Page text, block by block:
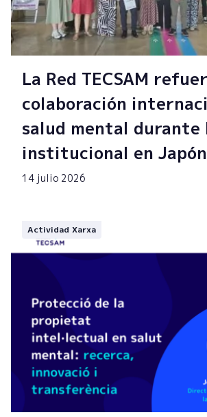
La Red TECSAM
colaboración
salud mental durante
institucional en Japón
14 julio 2026
Actividad Xarxa